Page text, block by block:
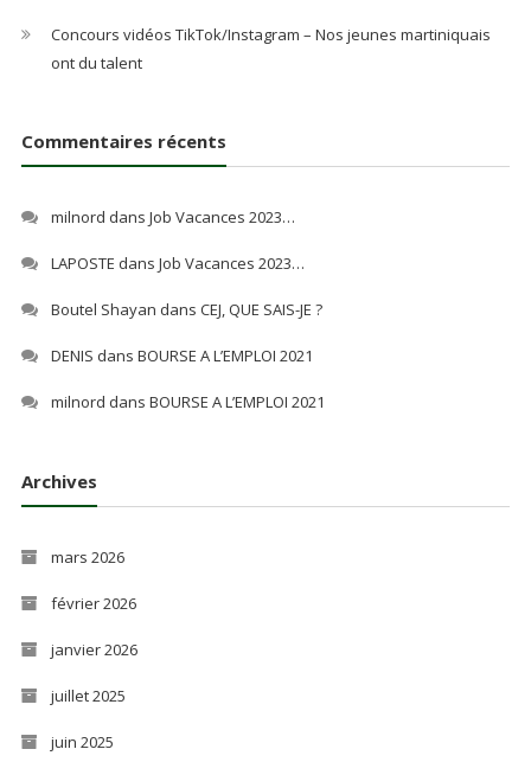
Concours vidéos TikTok/Instagram – Nos jeunes martiniquais
ont du talent
Commentaires récents
milnord dans Job Vacances 2023…
LAPOSTE dans Job Vacances 2023…
Boutel Shayan dans CEJ, QUE SAIS-JE ?
DENIS dans BOURSE A L’EMPLOI 2021
milnord dans BOURSE A L’EMPLOI 2021
Archives
mars 2026
février 2026
janvier 2026
juillet 2025
juin 2025